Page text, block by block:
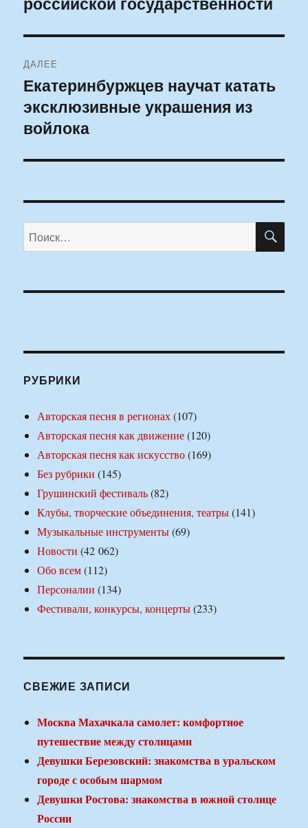
ДАЛЕЕ
Следующая
запись:
Екатеринбуржцев научат катать
эксклюзивные украшения из
войлока
Искать:
РУБРИКИ
Авторская песня в регионах(107)
Авторская песня как движение(120)
Авторская песня как искусство(169)
Без рубрики (145)
Грушинский фестиваль(82)
Клубы, творческие объединения, театры(141)
Музыкальные инструменты(69)
Новости (42 062)
Обо всем(112)
Персоналии (134)
Фестивали, конкурсы, концерты(233)
СВЕЖИЕ ЗАПИСИ
Москва Махачкала самолет: комфортное
путешествие между столицами
Девушки Березовский: знакомства в уральском
городе с особым шармом
Девушки Ростова: знакомства в южной столице
России